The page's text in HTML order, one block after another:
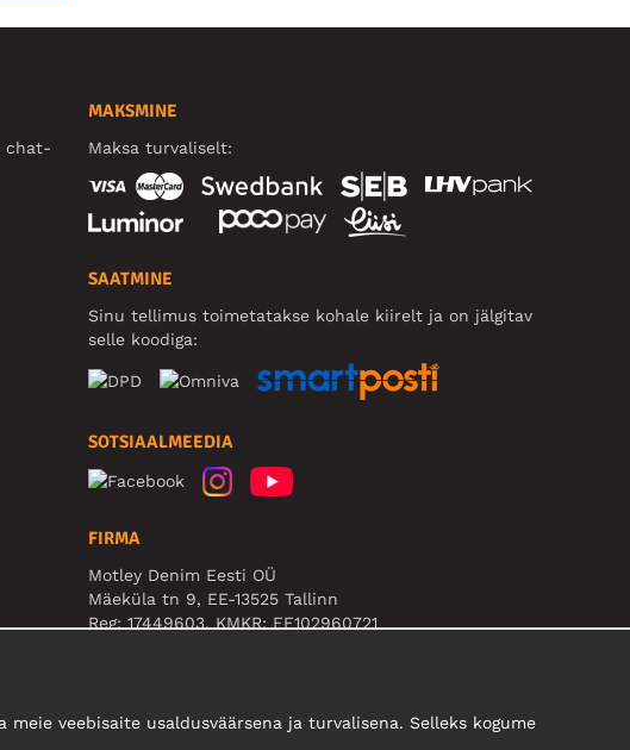
chat-
MAKSMINE
Maksa turvaliselt:
SAATMINE
Sinu tellimus toimetatakse kohale kiirelt ja on jälgitav
selle koodiga:
SOTSIAALMEEDIA
FIRMA
Motley Denim Eesti OÜ
Mäeküla tn 9, EE-13525 Tallinn
Reg: 17449603, KMKR: EE102960721
veebisaite usaldusväärsena ja turvalisena. Selleks kogume